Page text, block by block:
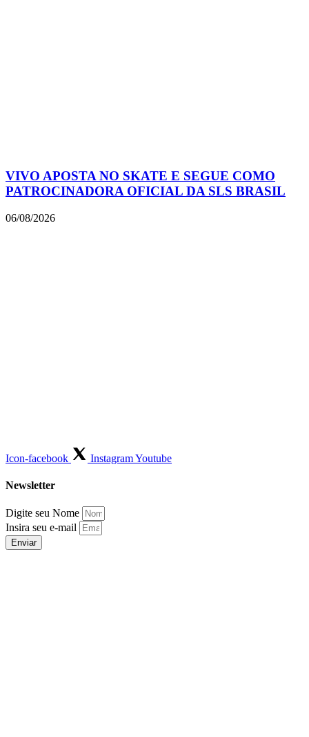
VIVO APOSTA NO SKATE E SEGUE COMO
PATROCINADORA OFICIAL DA SLS BRASIL
06/08/2026
Icon-facebook InstagramYoutube
Newsletter
Digite seu Nome
Insira seu e-mail
Enviar